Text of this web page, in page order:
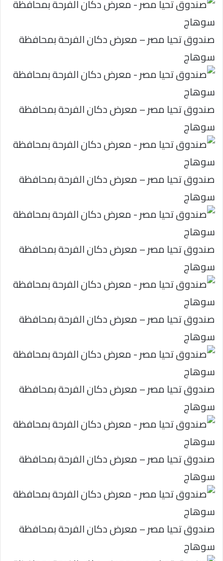
صندوق تحيا مصر – معرض دكان الفرحة بمحافظة
سوهاج
صندوق تحيا مصر – معرض دكان الفرحة بمحافظة
سوهاج
صندوق تحيا مصر – معرض دكان الفرحة بمحافظة
سوهاج
صندوق تحيا مصر – معرض دكان الفرحة بمحافظة
سوهاج
صندوق تحيا مصر – معرض دكان الفرحة بمحافظة
سوهاج
صندوق تحيا مصر – معرض دكان الفرحة بمحافظة
سوهاج
صندوق تحيا مصر – معرض دكان الفرحة بمحافظة
سوهاج
صندوق تحيا مصر – معرض دكان الفرحة بمحافظة
سوهاج